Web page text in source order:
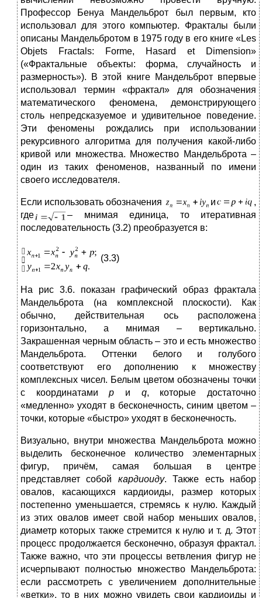
Профессор Бенуа Мандельброт был первым, кто
использовал для этого компьютер. Фракталы были
описаны Мандельбротом в 1975 году в его книге «Les
Objets Fractals: Forme, Hasard et Dimension»
(«Фрактальные объекты: форма, случайность и
размерность»). В этой книге Мандельброт впервые
использовал термин «фрактал» для обозначения
математического феномена, демонстрирующего
столь непредсказуемое и удивительное поведение.
Эти феномены рождались при использовании
рекурсивного алгоритма для получения какой-либо
кривой или множества. Множество Мандельброта –
один из таких феноменов, названный по имени
своего исследователя.
Если использовать обозначения и
,
где
– мнимая единица, то итеративная
последовательность (3.2) преобразуется в:
(3.3)
На рис 3.6.
показан графический образ фрактала
Мандельброта (на комплексной плоскости). Как
обычно, действительная ось расположена
горизонтально, а мнимая – вертикально.
Закрашенная черным область – это и есть множество
Мандельброта. Оттенки белого и голубого
соответствуют его дополнению к множеству
комплексных чисел. Белым цветом обозначены точки
с координатамиp и q, которые достаточно
«медленно» уходят в бесконечность, синим цветом –
точки, которые «быстро» уходят в бесконечность.
Визуально, внутри множества Мандельброта можно
выделить бесконечное количество элементарных
фигур, причём, самая большая в центре
представляет собой кардиоиду. Также есть набор
овалов, касающихся кардиоиды, размер которых
постепенно уменьшается, стремясь к нулю. Каждый
из этих овалов имеет свой набор меньших овалов,
диаметр которых также стремится к нулю и т. д. Этот
процесс продолжается бесконечно, образуя фрактал.
Также важно, что эти процессы ветвления фигур не
исчерпывают полностью множество Мандельброта:
если рассмотреть с увеличением дополнительные
«ветки», то в них можно увидеть свои кардиоиды и